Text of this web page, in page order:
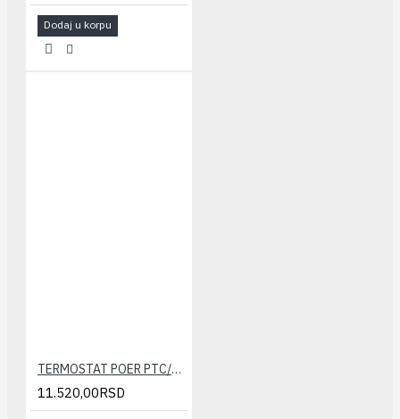
Dodaj u korpu
TERMOSTAT POER PTC/PTR/PTG(wifi, bežični)
11.520,00RSD